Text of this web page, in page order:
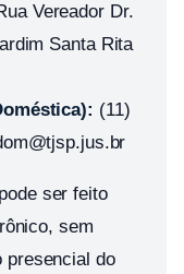
Vereador Dr.
Santa Rita
(11)
ser feito
sem
presencial do